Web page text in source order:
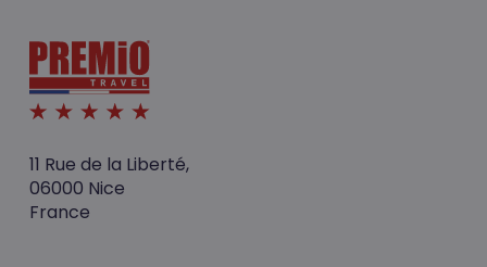
11 Rue de la Liberté,
06000 Nice
France